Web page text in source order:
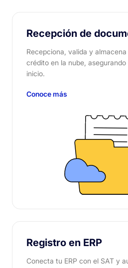
Recepción de
Recepciona, valida y
crédito en la nube,
inicio.
Conoce más
Registro en ERP
Conecta tu ERP con el SAT y